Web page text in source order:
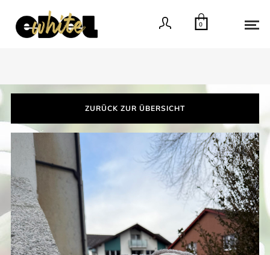
0
ZURÜCK ZUR ÜBERSICHT